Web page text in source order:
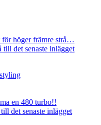
för höger främre strå…
till det senaste inlägget
en 480 turbo!!
det senaste inlägget